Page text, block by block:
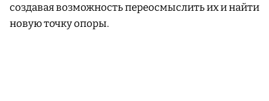
создавая возможность переосмыслить их и найти
новую точку опоры.